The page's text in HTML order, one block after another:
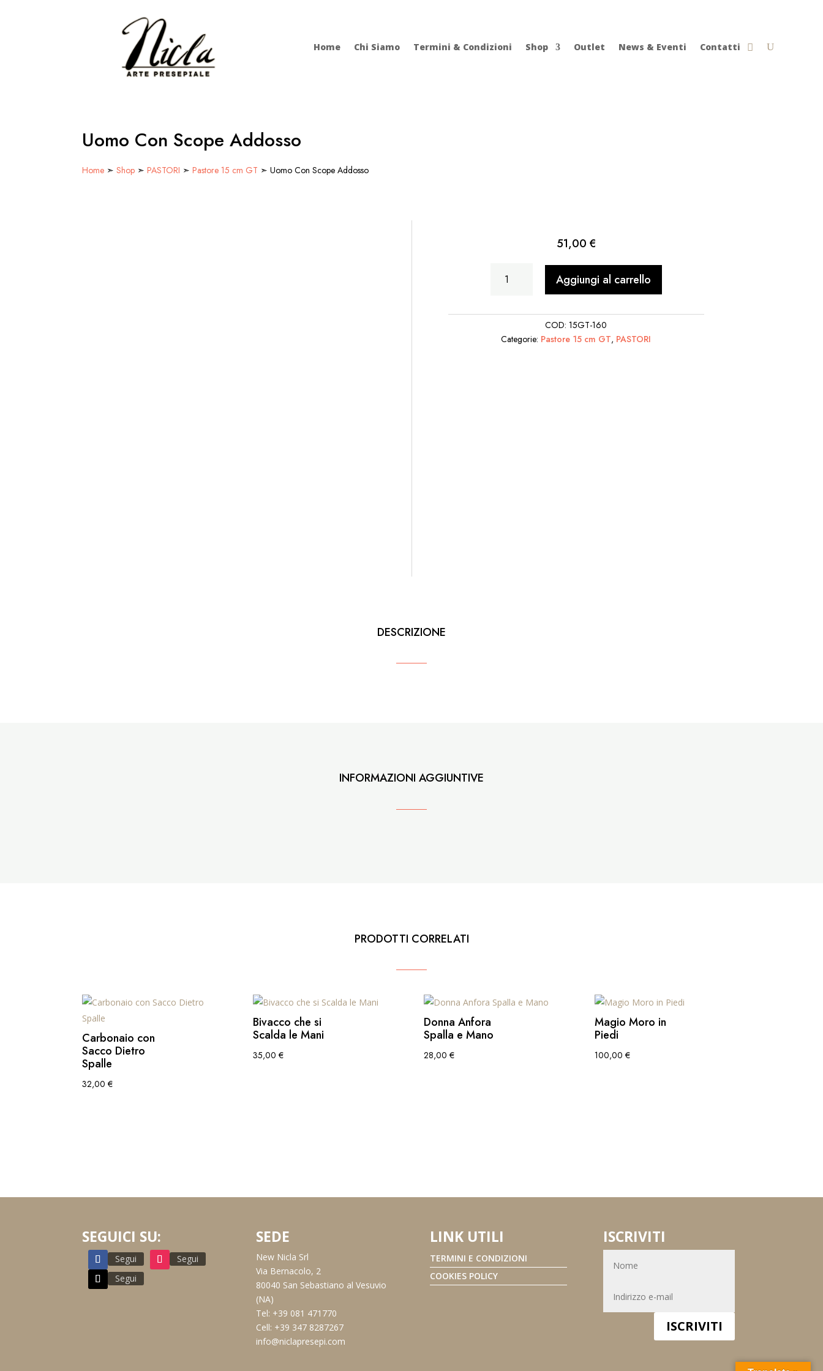
Home Chi Siamo Termini & Condizioni Shop Outlet News & Eventi Contatti
Uomo Con Scope Addosso
Home ➣Shop ➣PASTORI ➣Pastore 15 cm GT ➣ Uomo Con Scope Addosso
51,00 €
Addosso
Aggiungi al carrello
COD:15GT-160
Categorie: Pastore 15 cm GT, PASTORI
DESCRIZIONE
INFORMAZIONI AGGIUNTIVE
PRODOTTI CORRELATI
Carbonaio con
Sacco Dietro
Spalle
32,00€
Bivacco che si
Scalda le Mani
35,00€
Donna Anfora
Spalla e Mano
28,00€
Magio Moro in
Piedi
100,00€
SEGUICI SU:
Segui
Segui
Segui
SEDE
New Nicla Srl
Via Bernacolo, 2
80040 San Sebastiano al Vesuvio
(NA)
Tel: +39 081 471770
Cell: +39 347 8287267
info@niclapresepi.com
LINK UTILI
TERMINI E CONDIZIONI
COOKIES POLICY
ISCRIVITI
ISCRIVITI